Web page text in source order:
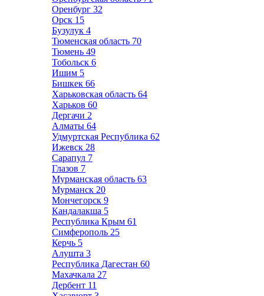
Оренбург 32
Орск 15
Бузулук 4
Тюменская область 70
Тюмень 49
Тобольск 6
Ишим 5
Бишкек 66
Харьковская область 64
Харьков 60
Дергачи 2
Алматы 64
Удмуртская Республика 62
Ижевск 28
Сарапул 7
Глазов 7
Мурманская область 63
Мурманск 20
Мончегорск 9
Кандалакша 5
Республика Крым 61
Симферополь 25
Керчь 5
Алушта 3
Республика Дагестан 60
Махачкала 27
Дербент 11